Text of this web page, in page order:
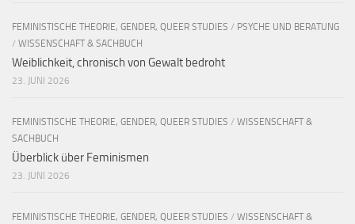
FEMINISTISCHE THEORIE, GENDER, QUEER STUDIES / PSYCHE UND BERATUNG
/ WISSENSCHAFT & SACHBUCH
Weiblichkeit, chronisch von Gewalt bedroht
23. JUNI 2026
FEMINISTISCHE THEORIE, GENDER, QUEER STUDIES / WISSENSCHAFT &
SACHBUCH
Überblick über Feminismen
23. JUNI 2026
FEMINISTISCHE THEORIE, GENDER, QUEER STUDIES / WISSENSCHAFT &